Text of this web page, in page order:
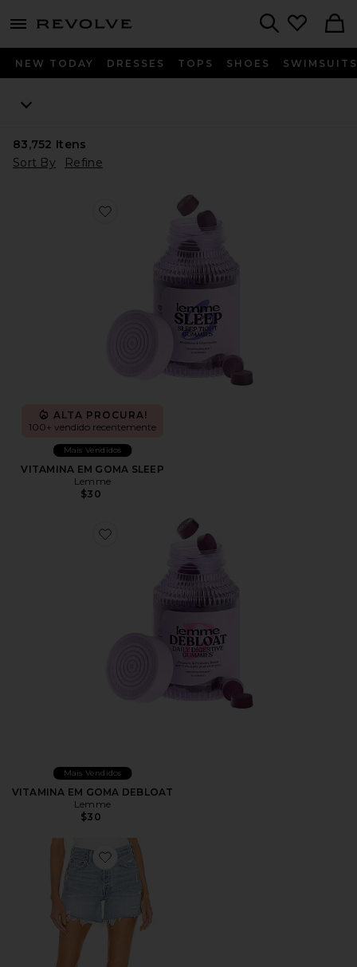
menu - shows more content
NEW TODAY DRESSES TOPS SHOES SWIMSUITS
83,752 Itens
Sort By
Refine
Favorite VITAMINA EM GOMA SLEEP
ALTA PROCURA!
100+ vendido recentemente
Mais Vendidos
VITAMINA EM GOMA SLEEP
Lemme
$30
Favorite VITAMINA EM GOMA DEBLOAT
Mais Vendidos
VITAMINA EM GOMA DEBLOAT
Lemme
$30
Favorite Parker Long Short